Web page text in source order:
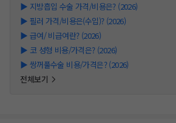
▶ 지방흡입 수술 가격/비용은? (2026)
▶ 필러 가격/비용은(수입)? (2026)
▶ 급여/ 비급여란? (2026)
▶ 코 성형 비용/가격은? (2026)
▶ 쌍꺼풀수술 비용/가격은? (2026)
전체보기